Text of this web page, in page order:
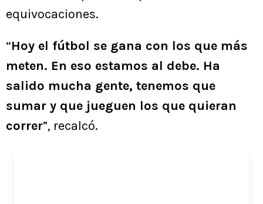
equivocaciones.
“Hoy el fútbol se gana con los que más
meten. En eso estamos al debe. Ha
salido mucha gente, tenemos que
sumar y que jueguen los que quieran
correr”, recalcó.